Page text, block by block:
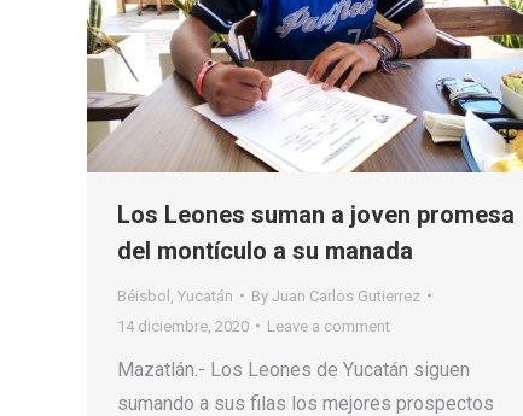
Los Leones suman a joven promesa
del montículo a su manada
Béisbol Yucatán By Juan Carlos Gutierrez
14 diciembre, 2020
Leave a comment
Mazatlán.- Los Leones de Yucatán siguen
sumando a sus filas los mejores prospectos